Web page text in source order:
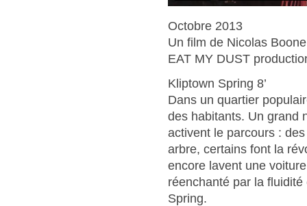
Octobre 2013
Un film de Nicolas Boone
EAT MY DUST
Kliptown Spring 8’
Dans un quartier
des habitants. Un grand
activent le parcours :
arbre, certains font la
encore lavent une
réenchanté par la
Spring.